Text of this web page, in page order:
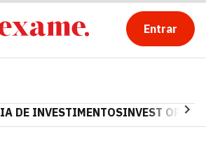
Entrar
DE INVESTIMENTOSINVEST OPINA